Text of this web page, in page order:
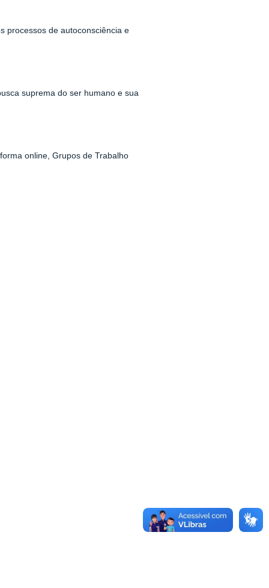
processos de autoconsciência e
suprema do ser humano e sua
online, Grupos de Trabalho